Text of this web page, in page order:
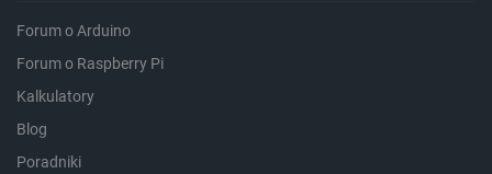
Forum o Arduino
Forum o Raspberry Pi
Kalkulatory
Blog
Poradniki